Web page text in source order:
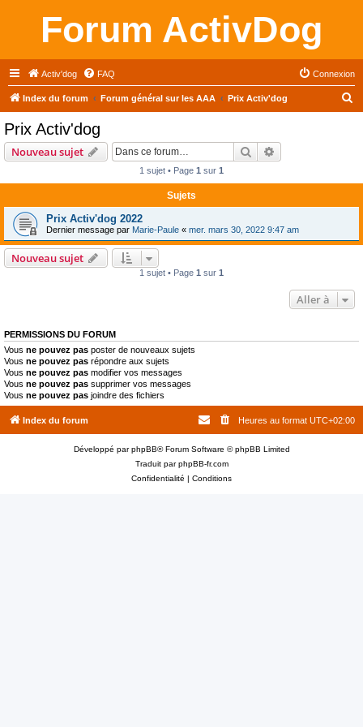
Forum ActivDog
Activ'dog FAQ Connexion
Index du forum Forum général sur les AAA Prix Activ'dog
Prix Activ'dog
Nouveau sujet Rechercher
1 sujet • Page 1 sur 1
Sujets
Prix Activ'dog 2022
Dernier message par Marie-Paule « mer. mars 30, 2022 9:47 am
Nouveau sujet
1 sujet • Page 1 sur 1
Aller à
PERMISSIONS DU FORUM
Vous ne pouvez pas poster de nouveaux sujets
Vous ne pouvez pas répondre aux sujets
Vous ne pouvez pas modifier vos messages
Vous ne pouvez pas supprimer vos messages
Vous ne pouvez pas joindre des fichiers
Index du forum Heures au format UTC+02:00
Développé parphpBB® Forum Software © phpBB Limited
Traduit parphpBB-fr.com
Confidentialité | Conditions